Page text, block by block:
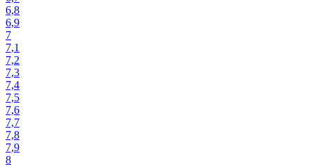
6,8
6,9
7
7,1
7,2
7,3
7,4
7,5
7,6
7,7
7,8
7,9
8